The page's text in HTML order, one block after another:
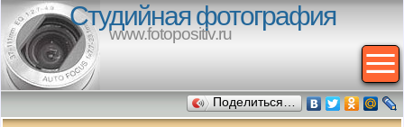
Студийная фотография
www.fotopositiv.ru
Поделиться…